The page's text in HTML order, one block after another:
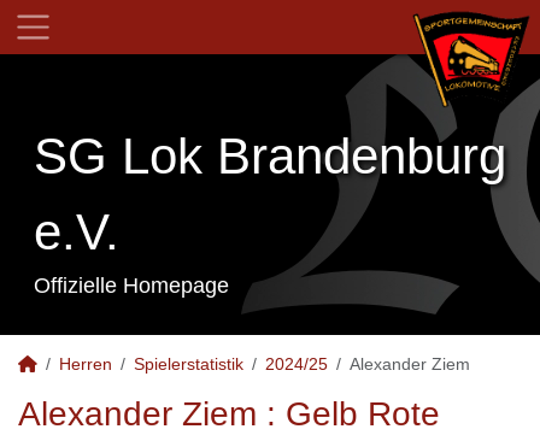
SG Lok Brandenburg
e.V.
Offizielle Homepage
Herren Spielerstatistik 2024/25 Alexander Ziem
Alexander Ziem : Gelb Rote